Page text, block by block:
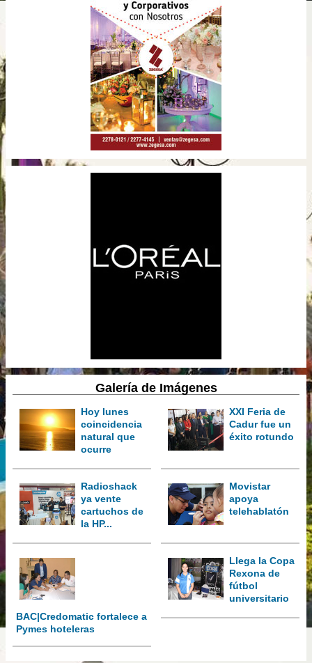
Galería de Imágenes
Hoy lunes
coincidencia
natural que
ocurre
XXI Feria de
Cadur fue un
éxito rotundo
Radioshack
ya vente
cartuchos de
la HP...
Movistar
apoya
telehablatón
BAC|Credomatic fortalece a
Pymes hoteleras
Llega la Copa
Rexona de
fútbol
universitario